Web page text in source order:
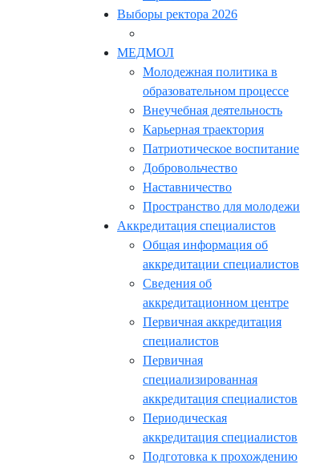
Выборы ректора 2026
МЕДМОЛ
Молодежная политика в
образовательном процессе
Внеучебная деятельность
Карьерная траектория
Патриотическое воспитание
Добровольчество
Наставничество
Пространство для молодежи
Аккредитация специалистов
Общая информация об
аккредитации специалистов
Сведения об
аккредитационном центре
Первичная аккредитация
специалистов
Первичная
специализированная
аккредитация специалистов
Периодическая
аккредитация специалистов
Подготовка к прохождению